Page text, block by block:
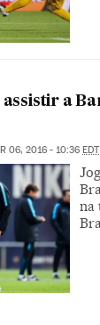
assistir a
06, 2016 - 10:36 EDT
na